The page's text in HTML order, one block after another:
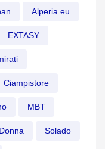
Alperia.eu
EXTASY
Ciampistore
MBT
Solado